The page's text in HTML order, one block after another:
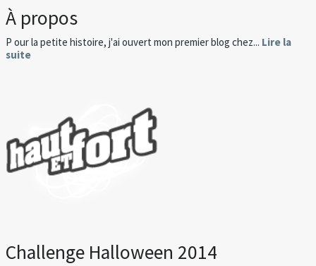
À propos
P our la petite histoire, j'ai ouvert mon premier blog chez... Lire la
suite
Challenge Halloween 2014